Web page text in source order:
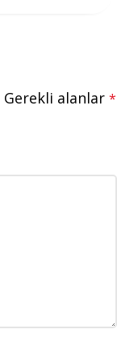
Gerekli alanlar *